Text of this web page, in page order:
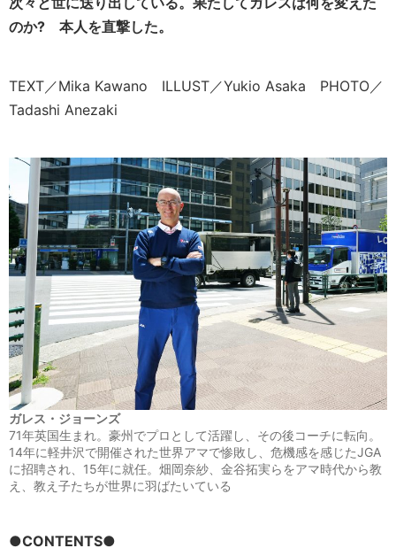
のか? 本人を直撃した。
TEXT／Mika Kawano ILLUST／Yukio Asaka PHOTO／
Tadashi Anezaki
ガレス・ジョーンズ
71年英国生まれ。豪州でプロとして活躍し、その後コーチに転向。
14年に軽井沢で開催された世界アマで惨敗し、危機感を感じたJGA
に招聘され、15年に就任。畑岡奈紗、金谷拓実らをアマ時代から教
え、教え子たちが世界に羽ばたいている
●CONTENTS●